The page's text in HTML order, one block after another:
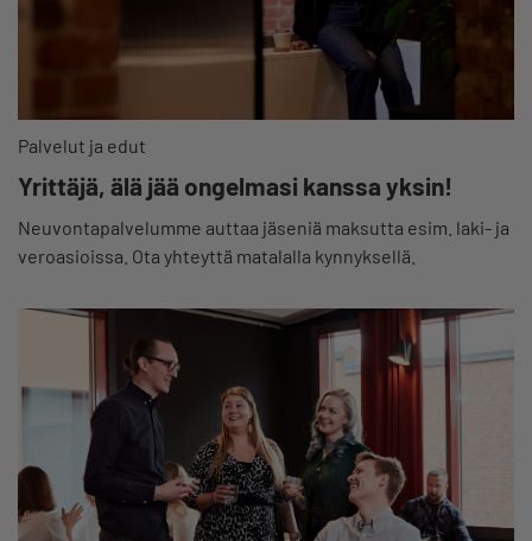
Palvelut ja edut
Yrittäjä, älä jää ongelmasi kanssa yksin!
Neuvontapalvelumme auttaa jäseniä maksutta esim. laki- ja
veroasioissa. Ota yhteyttä matalalla kynnyksellä.